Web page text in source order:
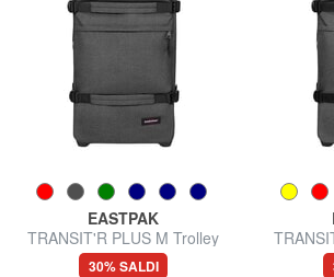
EASTPAK
TRANSIT'R PLUS M Trolley
medio
30% SALDI